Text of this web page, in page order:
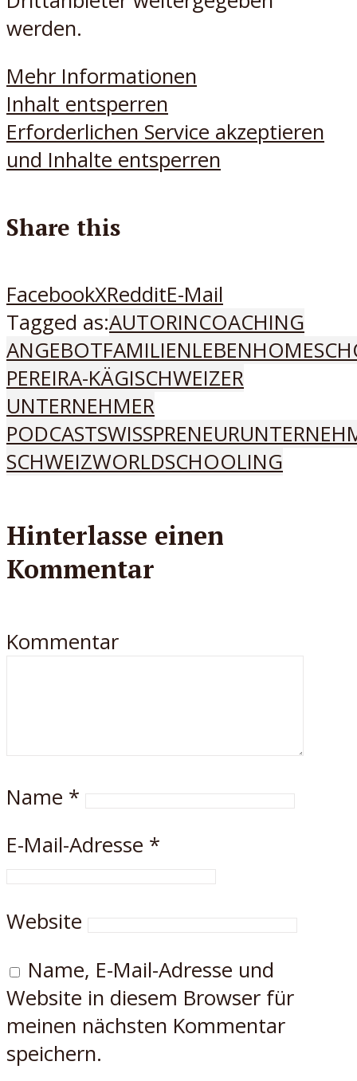
werden.
Mehr Informationen
Inhalt entsperren
Erforderlichen Service akzeptieren
und Inhalte entsperren
Share this
FacebookXRedditE-Mail
Tagged as:AUTORINCOACHING
ANGEBOTFAMILIENLEBEN
PEREIRA-KÄGISCHWEIZER
UNTERNEHMER
PODCASTSWISSPRENEUR
SCHWEIZWORLDSCHOOLING
Hinterlasse einen
Kommentar
Kommentar
Name *
E-Mail-Adresse *
Website
Name, E-Mail-Adresse und
Website in diesem Browser für
meinen nächsten Kommentar
speichern.